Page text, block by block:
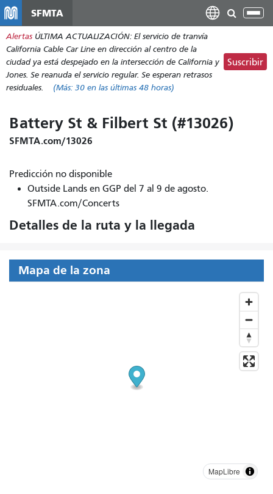
contenido
principal
SFMTA
Alertas ÚLTIMA ACTUALIZACIÓN: El servicio de tranvía
California Cable Car Line en dirección al centro de la
ciudad ya está despejado en la intersección de California y
Jones. Se reanuda el servicio regular. Se esperan retrasos
residuales.
(Más: 30 en las últimas 48 horas)
Suscribir
Battery St & Filbert St (#13026)
SFMTA.com/13026
Predicción no disponible
Outside Lands en GGP del 7 al 9 de agosto.
SFMTA.com/Concerts
Detalles de la ruta y la llegada
Mapa de la zona
MapLibre